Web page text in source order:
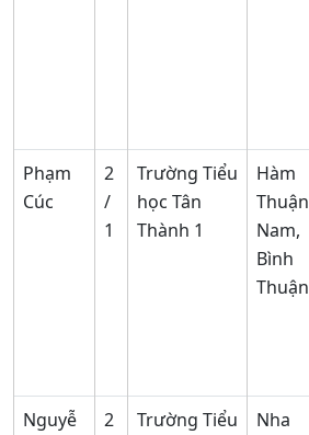
Phạm
Cúc
2
/
1
Trường Tiểu
học Tân
Thành 1
Hàm
Thuận
Nam,
Bình
Thuận
Nguyễ
2
Trường Tiểu
Nha